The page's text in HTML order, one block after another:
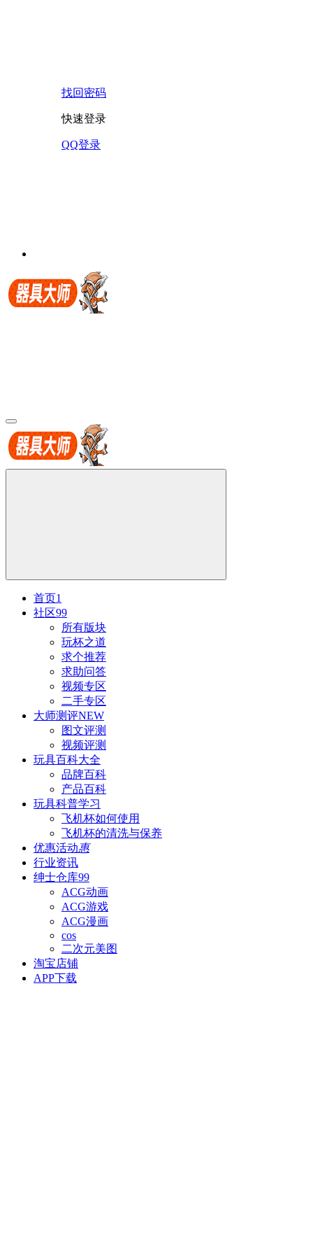
找回密码
快速登录
QQ登录
首页1
社区99
所有版块
玩杯之道
求个推荐
求助问答
视频专区
二手专区
大师测评NEW
图文评测
视频评测
玩具百科大全
品牌百科
产品百科
玩具科普学习
飞机杯如何使用
飞机杯的清洗与保养
优惠活动惠
行业资讯
绅士仓库99
ACG动画
ACG游戏
ACG漫画
cos
二次元美图
淘宝店铺
APP下载